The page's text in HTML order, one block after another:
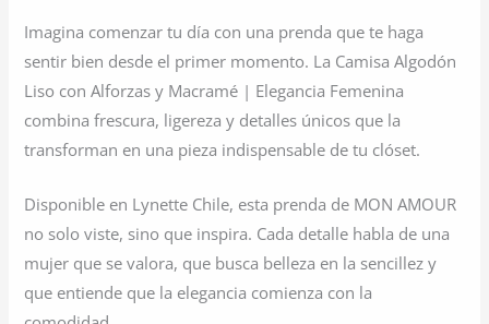
Imagina comenzar tu día con una prenda que te haga
sentir bien desde el primer momento. La Camisa Algodón
Liso con Alforzas y Macramé | Elegancia Femenina
combina frescura, ligereza y detalles únicos que la
transforman en una pieza indispensable de tu clóset.
Disponible en Lynette Chile, esta prenda de MON AMOUR
no solo viste, sino que inspira. Cada detalle habla de una
mujer que se valora, que busca belleza en la sencillez y
que entiende que la elegancia comienza con la